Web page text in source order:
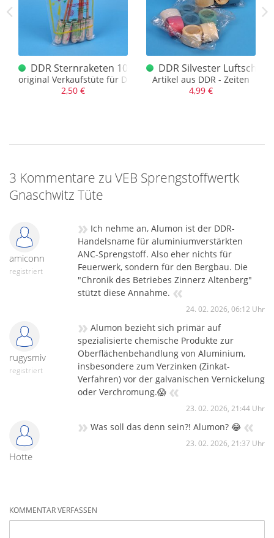
(sehr schön)DDR Sternraketen 10er Tüte original
original Verkaufstüte für DDR Raketen
2,50 €
DDR Silvester
Artikel aus DDR - Zeiten
4,99 €
3 Kommentare zu VEB Sprengstoffwertk
Gnaschwitz Tüte
amiconn
registriert
» Ich nehme an, Alumon ist der DDR-
Handelsname für aluminiumverstärkten
ANC-Sprengstoff. Also eher nichts für
Feuerwerk, sondern für den Bergbau. Die
"Chronik des Betriebes Zinnerz Altenberg"
stützt diese Annahme. «
24. 02. 2026, 06:12 Uhr
rugysmiv
registriert
» Alumon bezieht sich primär auf
spezialisierte chemische Produkte zur
Oberflächenbehandlung von Aluminium,
insbesondere zum Verzinken (Zinkat-
Verfahren) vor der galvanischen Vernickelung
oder Verchromung.😱 «
23. 02. 2026, 21:44 Uhr
Hotte
» Was soll das denn sein?! Alumon? 😂 «
23. 02. 2026, 21:37 Uhr
KOMMENTAR VERFASSEN